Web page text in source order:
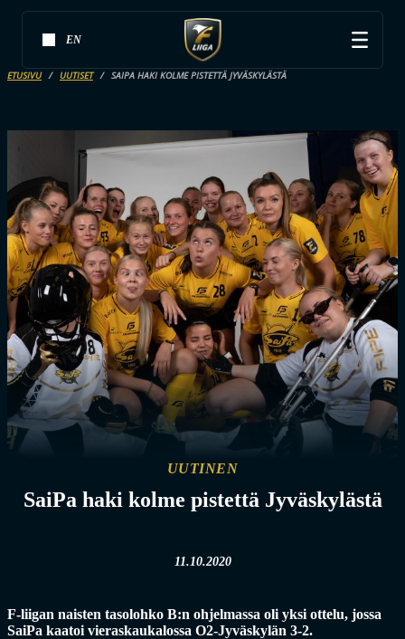
EN
ETUSIVU UUTISET SAIPA HAKI KOLME PISTETTÄ JYVÄSKYLÄSTÄ
UUTINEN
SaiPa haki kolme pistettä Jyväskylästä
11.10.2020
F-liigan naisten tasolohko B:n ohjelmassa oli yksi ottelu, jossa
SaiPa kaatoi vieraskaukalossa O2-Jyväskylän 3-2.